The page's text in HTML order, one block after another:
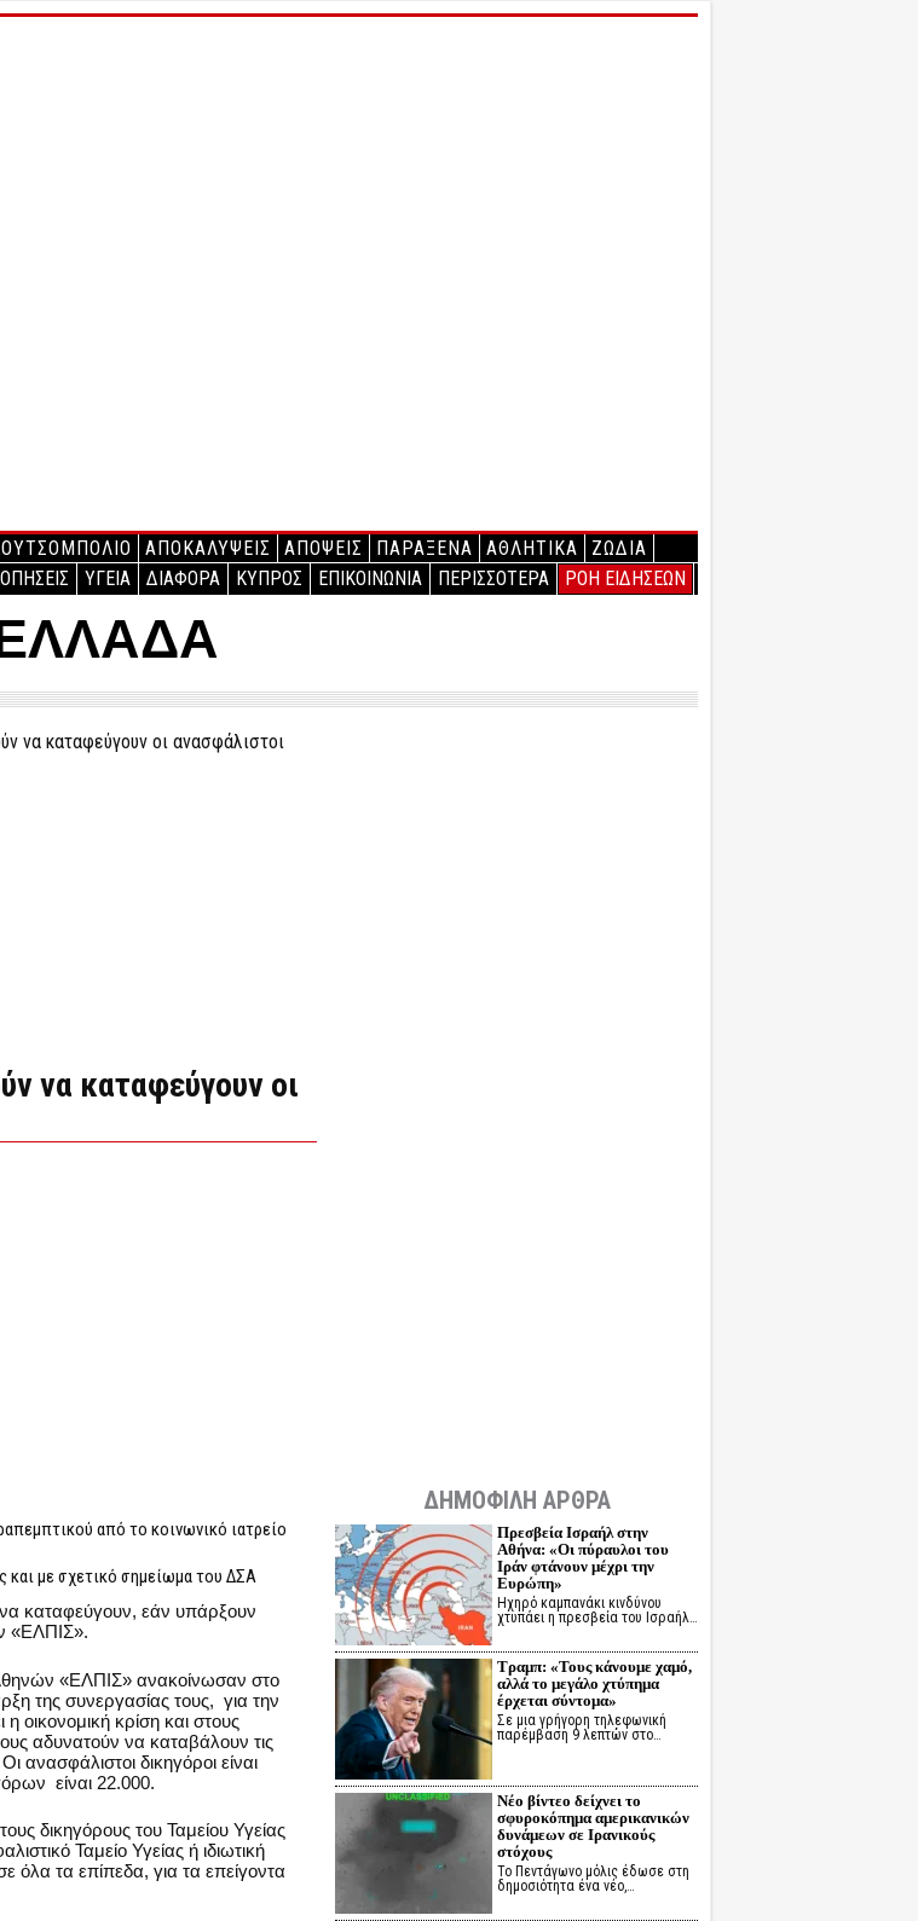
ΑΠΟΚΑΛΥΨΕΙΣ ΑΠΟΨΕΙΣ ΠΑΡΑΞΕΝΑ ΑΘΛΗΤΙΚΑ
ΖΩΔΙΑ
ΥΓΕΙΑ ΔΙΑΦΟΡΑ ΚΥΠΡΟΣ ΕΠΙΚΟΙΝΩΝΙΑ ΠΕΡΙΣΣΟΤΕΡΑ ΡΟΗ ΕΙΔΗΣΕΩΝ
να καταφεύγουν οι
από το κοινωνικό ιατρείο
και με σχετικό σημείωμα του ΔΣΑ
καταφεύγουν, εάν υπάρξουν
«ΕΛΠΙΣ».
«ΕΛΠΙΣ» ανακοίνωσαν στο
της συνεργασίας τους, για την
οικονομική κρίση και στους
αδυνατούν να καταβάλουν τις
ανασφάλιστοι δικηγόροι είναι
είναι 22.000.
δικηγόρους του Ταμείου Υγείας
Ταμείο Υγείας ή ιδιωτική
όλα τα επίπεδα, για τα επείγοντα
ΔΗΜΟΦΙΛΗ ΑΡΘΡΑ
Πρεσβεία Ισραήλ στην
Αθήνα: «Οι πύραυλοι του
Ιράν φτάνουν μέχρι την
Ευρώπη»
Ηχηρό καμπανάκι κινδύνου
χτυπάει η πρεσβεία του Ισραήλ…
Τραμπ: «Τους κάνουμε χαμό,
αλλά το μεγάλο χτύπημα
έρχεται σύντομα»
Σε μια γρήγορη τηλεφωνική
παρέμβαση 9 λεπτών στο…
Νέο βίντεο δείχνει το
σφυροκόπημα αμερικανικών
δυνάμεων σε Ιρανικούς
στόχους
Το Πεντάγωνο μόλις έδωσε στη
δημοσιότητα ένα νέο,…